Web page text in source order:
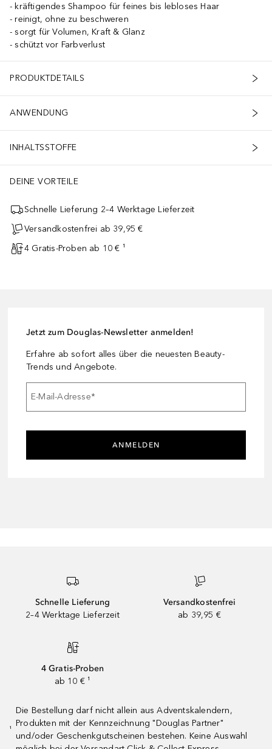
kräftigendes Shampoo für feines bis lebloses Haar
reinigt, ohne zu beschweren
sorgt für Volumen, Kraft & Glanz
schützt vor Farbverlust
PRODUKTDETAILS
ANWENDUNG
INHALTSSTOFFE
DEINE VORTEILE
Schnelle Lieferung 2–4 Werktage Lieferzeit
Versandkostenfrei ab 39,95 €
4 Gratis-Proben ab 10 € ¹
Jetzt zum Douglas-Newsletter anmelden!
Erfahre ab sofort alles über die neuesten Beauty-
Trends und Angebote.
E-Mail-Adresse*
ANMELDEN
Schnelle Lieferung
2–4 Werktage Lieferzeit
Versandkostenfrei
ab 39,95 €
4 Gratis-Proben
ab 10 € ¹
¹
Die Bestellung darf nicht allein aus Adventskalendern,
Produkten mit der Kennzeichnung "Douglas Partner"
und/oder Geschenkgutscheinen bestehen. Keine Auswahl